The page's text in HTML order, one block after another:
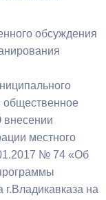
обсуждения
общественное
внесении
местного
№ 74 «Об
на